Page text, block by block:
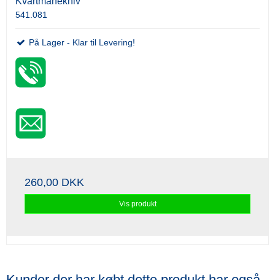
541.081
På Lager - Klar til Levering!
260,00 DKK
Vis produkt